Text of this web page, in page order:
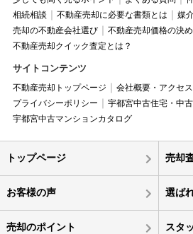
相続相談
不動産売却に必要な書類とは
媒
売却の不動産会社選び
不動産売却価格の決
不動産売却クイック査定とは？
サイトコンテンツ
不動産売却トップページ 会社概要・アクセ
プライバシーポリシー
宇都宮中古住宅・中
宇都宮中古マンションカタログ
トップページ 売却
お客様の声 選ば
売却のポイント スタ